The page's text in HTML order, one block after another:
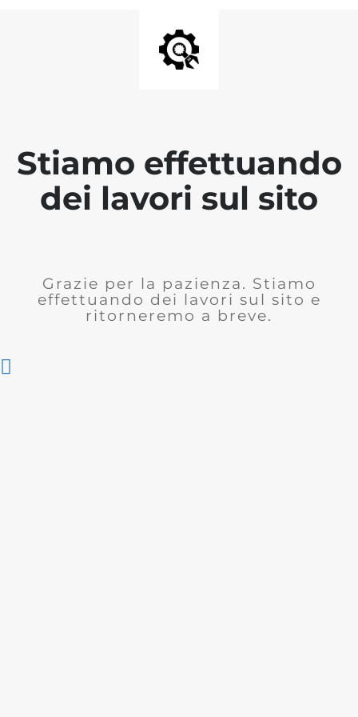
Stiamo effettuando
dei lavori sul sito
Grazie per la pazienza. Stiamo
effettuando dei lavori sul sito e
ritorneremo a breve.